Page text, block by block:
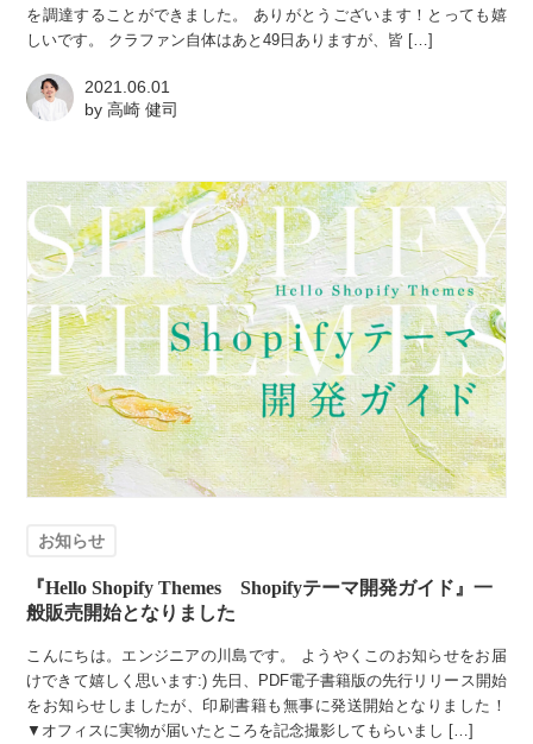
を調達することができました。 ありがとうございます！とっても嬉
しいです。 クラファン自体はあと49日ありますが、皆 […]
2021.06.01
by高崎 健司
お知らせ
『Hello Shopify Themes Shopifyテーマ開発ガイド』一
般販売開始となりました
こんにちは。エンジニアの川島です。 ようやくこのお知らせをお届
けできて嬉しく思います:) 先日、PDF電子書籍版の先行リリース開始
をお知らせしましたが、印刷書籍も無事に発送開始となりました！
▼オフィスに実物が届いたところを記念撮影してもらいまし […]